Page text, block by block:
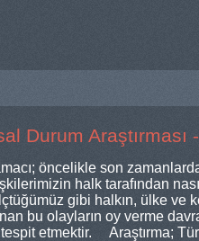
Durum Araştırması
öncelikle son
halk tarafından
gibi halkın, ülke ve
bu olayların oy verme
tespit etmektir. Araştırma;